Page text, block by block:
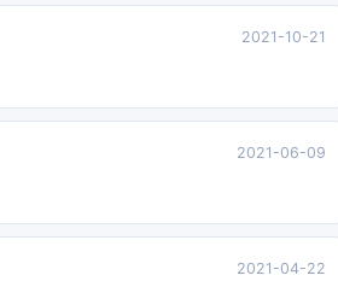
2021-10-21
2021-06-09
2021-04-22